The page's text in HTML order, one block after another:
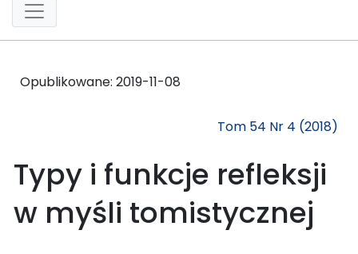
Opublikowane: 2019-11-08
Tom 54 Nr 4 (2018)
Typy i funkcje refleksji
w myśli tomistycznej